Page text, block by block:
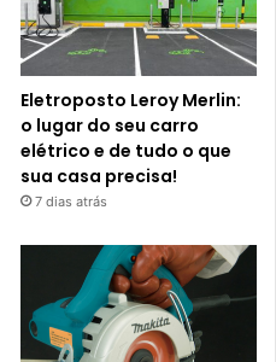
Eletroposto Leroy Merlin:
o lugar do seu carro
elétrico e de tudo o que
sua casa precisa!
7 dias atrás